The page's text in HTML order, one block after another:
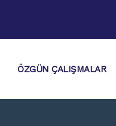
ÖZGÜN ÇALIŞMALAR